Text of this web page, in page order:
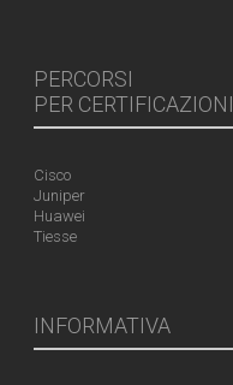
PERCORSI
PER CERTIFICAZIONI
Cisco
Juniper
Huawei
Tiesse
INFORMATIVA